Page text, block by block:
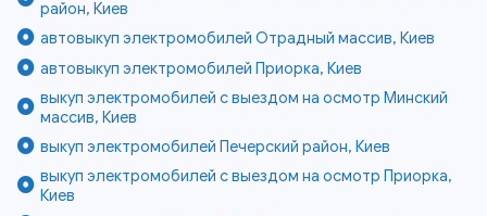
район, Киев
автовыкуп электромобилей Отрадный массив, Киев
автовыкуп электромобилей Приорка, Киев
выкуп электромобилей с выездом на осмотр Минский
массив, Киев
выкуп электромобилей Печерский район, Киев
выкуп электромобилей с выездом на осмотр Приорка,
Киев